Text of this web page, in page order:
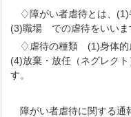
♢障がい者虐待とは、
(3)職場 での虐待をいいま
♢虐待の種類 (1)身体
(4)放棄・放任（ネグレク
す。
障がい者虐待に関する通